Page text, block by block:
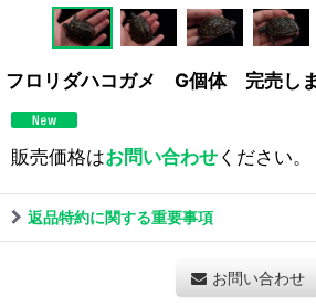
フロリダハコガメ G個体 完売し
販売価格はお問い合わせください。
返品特約に関する重要事項
お問い合わせ